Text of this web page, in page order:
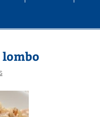
lombo